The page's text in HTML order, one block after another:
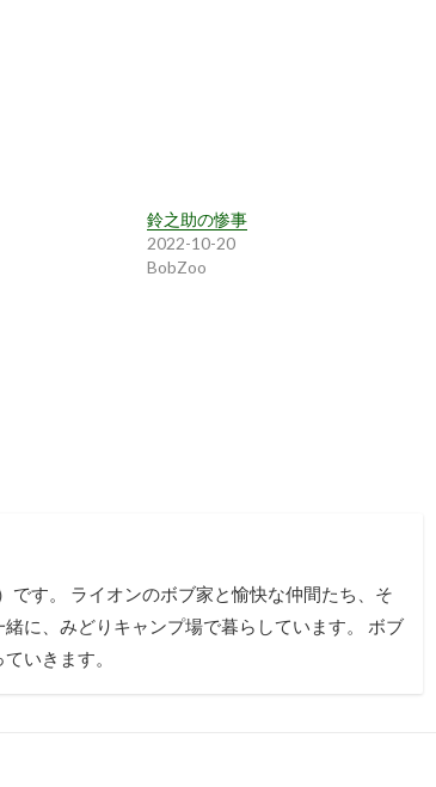
鈴之助の惨事
2022-10-20
BobZoo
です。 ライオンのボブ家と愉快な仲間たち、そ
に、みどりキャンプ場で暮らしています。 ボブ
いきます。